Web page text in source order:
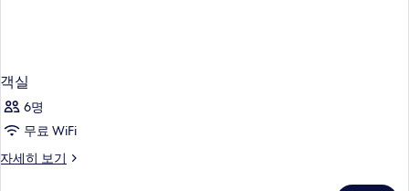
be
female)
사
진
registered
guest
must
be
자
객실
6명
무료 WiFi
자세히 보기
객